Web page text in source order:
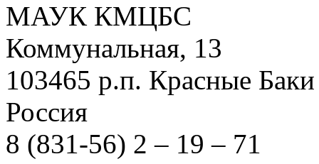
МАУК КМЦБС
Коммунальная, 13
103465 р.п. Красные Баки
Россия
8 (831-56) 2 – 19 – 71